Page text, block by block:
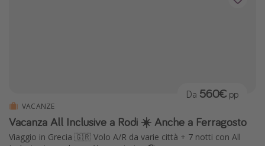
Malta
Canarie
Capo Verde
VACANZE
Vacanza All Inclusive a Rodi ☀️ Anche a Ferragosto
Viaggio in Grecia 🇬🇷 Volo A/R da varie città + 7 notti con All
Da 560€ pp